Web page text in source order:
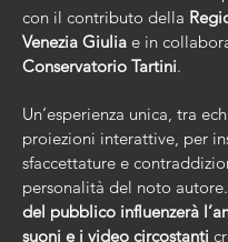
con il contributo della
Venezia Giulia e in
Conservatorio Tartini.
Un’esperienza unica, tra
proiezioni interattive, per
sfaccettature e
personalità del noto autore.
del pubblico influenzerà
suoni e i video circostanti